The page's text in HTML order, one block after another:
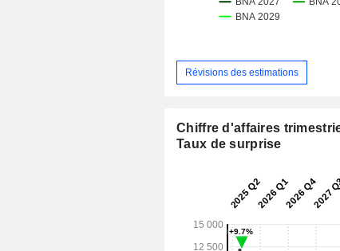
Révisions des estimations
Chiffre d'affaires
Taux de surprise